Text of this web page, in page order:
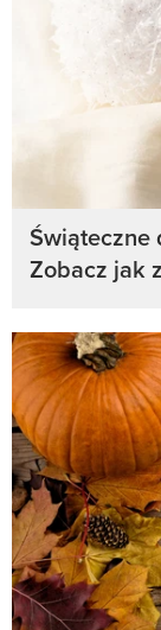
Świąteczne
Zobacz jak